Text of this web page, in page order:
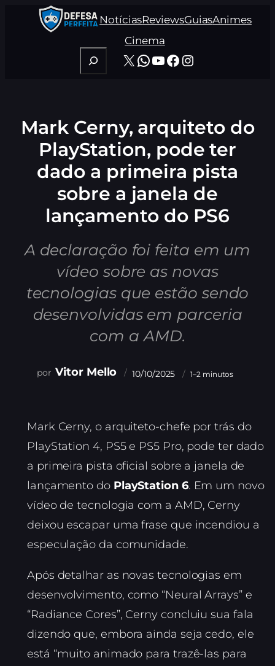
NotíciasReviewsGuiasAnimes
Cinema
Pesquisar
X WhatsApp
Youtube
Facebook
Instagram
Mark Cerny, arquiteto do
PlayStation, pode ter
dado a primeira pista
sobre a janela de
lançamento do PS6
A declaração foi feita em um
vídeo sobre as novas
tecnologias que estão sendo
desenvolvidas em parceria
com a AMD.
Vitor Mello 10/10/2025 1–2 minutos
Mark Cerny, o arquiteto-chefe por trás do
PlayStation 4, PS5 e PS5 Pro, pode ter dado
a primeira pista oficial sobre a janela de
lançamento do PlayStation 6. Em um novo
vídeo de tecnologia com a AMD, Cerny
deixou escapar uma frase que incendiou a
especulação da comunidade.
Após detalhar as novas tecnologias em
desenvolvimento, como “Neural Arrays” e
“Radiance Cores”, Cerny concluiu sua fala
dizendo que, embora ainda seja cedo, ele
está “muito animado para trazê-las para